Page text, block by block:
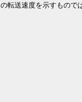
の転送速度を示すもので